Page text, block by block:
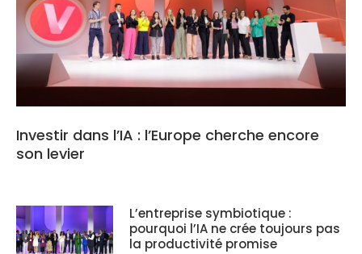
Investir dans l’IA : l’Europe cherche encore
son levier
L’entreprise symbiotique :
pourquoi l’IA ne crée toujours pas
la productivité promise